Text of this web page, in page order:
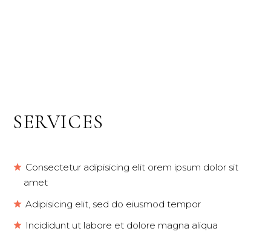
SERVICES
Consectetur adipisicing elit orem ipsum dolor sit
amet
Adipisicing elit, sed do eiusmod tempor
Incididunt ut labore et dolore magna aliqua